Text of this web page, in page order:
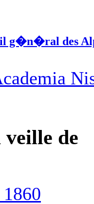
g�n�ral des
veille de